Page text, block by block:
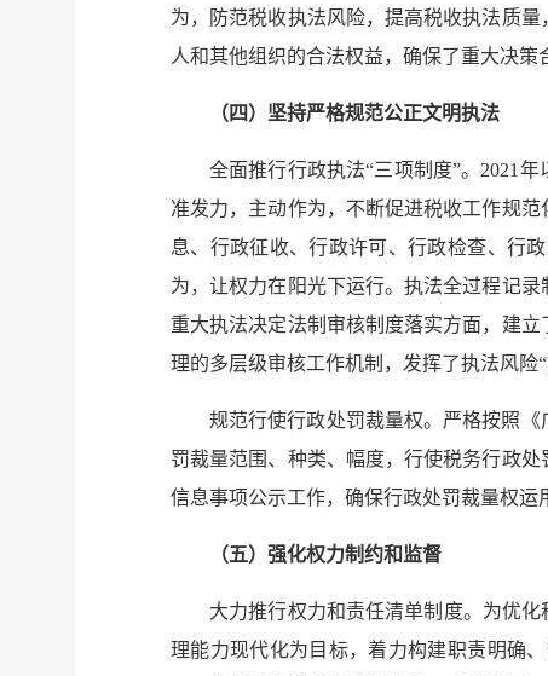
为，防范税收执法风险，提高税收执法质
人和其他组织的合法权益，确保了重大决策
（四）坚持严格规范公正文明执法
全面推行行政执法“三项制度”。2021
准发力，主动作为，不断促进税收工作规
息、行政征收、行政许可、行政检查、行
为，让权力在阳光下运行。执法全过程记
重大执法决定法制审核制度落实方面，建
理的多层级审核工作机制，发挥了执法风险
规范行使行政处罚裁量权。严格按照
罚裁量范围、种类、幅度，行使税务行政
信息事项公示工作，确保行政处罚裁量权运
（五）强化权力制约和监督
大力推行权力和责任清单制度。为优
理能力现代化为目标，着力构建职责明确